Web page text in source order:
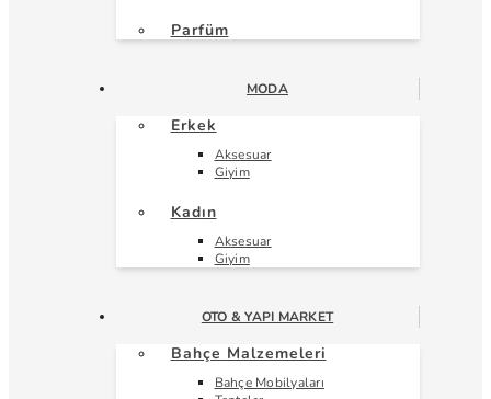
Parfüm
MODA
Erkek
Aksesuar
Giyim
Kadın
Aksesuar
Giyim
OTO & YAPI MARKET
Bahçe Malzemeleri
Bahçe Mobilyaları